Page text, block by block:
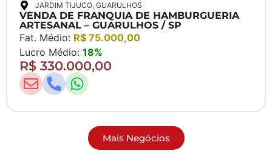
JARDIM TIJUCO, GUARULHOS
VENDA DE FRANQUIA DE HAMBURGUERIA
ARTESANAL – GUARULHOS / SP
Fat. Médio: R$ 75.000,00
Lucro Médio: 18%
R$ 330.000,00
Mais Negócios